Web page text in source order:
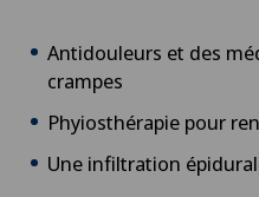
Chirurgie du coude
Chirurgie du genou
Antidouleurs et des
crampes
Phyiosthérapie pour
Une infiltration